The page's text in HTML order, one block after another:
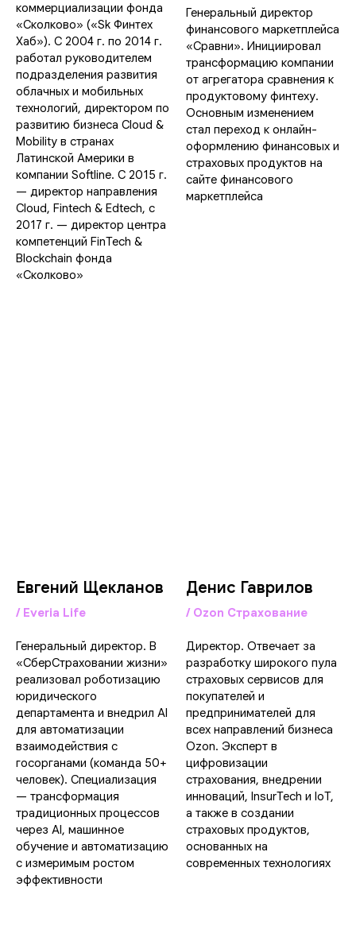
коммерциализации фонда
«Сколково» («Sk Финтех
Хаб»). С 2004 г. по 2014 г.
работал руководителем
подразделения развития
облачных и мобильных
технологий, директором по
развитию бизнеса Cloud &
Mobility в странах
Латинской Америки в
компании Softline. С 2015 г.
— директор направления
Cloud, Fintech & Edtech, с
2017 г. — директор центра
компетенций FinTech &
Blockchain фонда
«Сколково»
Генеральный директор
финансового маркетплейса
«Сравни». Инициировал
трансформацию компании
от агрегатора сравнения к
продуктовому финтеху.
Основным изменением
стал переход к онлайн-
оформлению финансовых и
страховых продуктов на
сайте финансового
маркетплейса
Евгений Щекланов
/ Everia Life
Генеральный директор. В
«СберСтраховании жизни»
реализовал роботизацию
юридического
департамента и внедрил AI
для автоматизации
взаимодействия с
госорганами (команда 50+
человек). Специализация
— трансформация
традиционных процессов
через AI, машинное
обучение и автоматизацию
с измеримым ростом
эффективности
Денис Гаврилов
/ Ozon Страхование
Директор. Отвечает за
разработку широкого пула
страховых сервисов для
покупателей и
предпринимателей для
всех направлений бизнеса
Ozon. Эксперт в
цифровизации
страхования, внедрении
инноваций, InsurTech и IoT,
а также в создании
страховых продуктов,
основанных на
современных технологиях